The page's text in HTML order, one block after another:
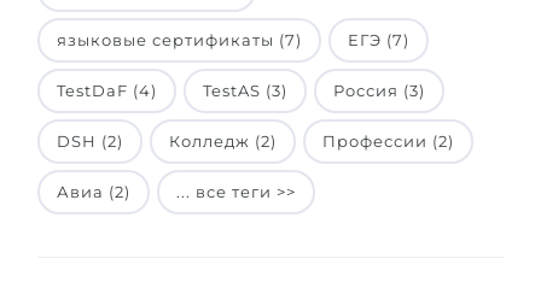
языковые сертификаты (7) ЕГЭ (7)
TestDaF (4) TestAS (3) Россия (3)
DSH (2) Колледж (2) Профессии (2)
Авиа (2) ... все теги >>